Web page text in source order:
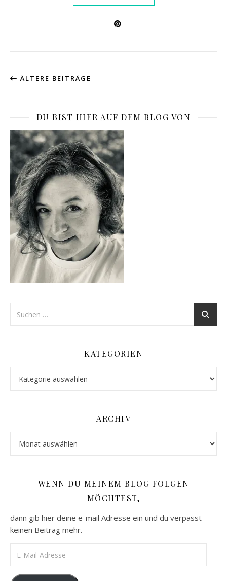
ÄLTERE BEITRÄGE
DU BIST HIER AUF DEM BLOG VON
KATEGORIEN
ARCHIV
WENN DU MEINEM BLOG FOLGEN
MÖCHTEST,
dann gib hier deine e-mail Adresse ein und du verpasst
keinen Beitrag mehr.